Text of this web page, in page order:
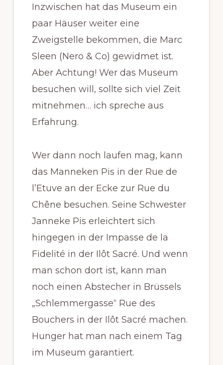
Inzwischen hat das Museum ein
paar Häuser weiter eine
Zweigstelle bekommen, die Marc
Sleen (Nero & Co) gewidmet ist.
Aber Achtung! Wer das Museum
besuchen will, sollte sich viel Zeit
mitnehmen… ich spreche aus
Erfahrung.
Wer dann noch laufen mag, kann
das Manneken Pis in der Rue de
l’Etuve an der Ecke zur Rue du
Chêne besuchen. Seine Schwester
Janneke Pis erleichtert sich
hingegen in der Impasse de la
Fidelité in der Ilôt Sacré. Und wenn
man schon dort ist, kann man
noch einen Abstecher in Brüssels
„Schlemmergasse“ Rue des
Bouchers in der Ilôt Sacré machen.
Hunger hat man nach einem Tag
im Museum garantiert.